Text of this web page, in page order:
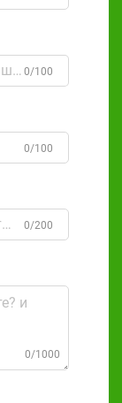
0/100
0/100
0/200
0/1000